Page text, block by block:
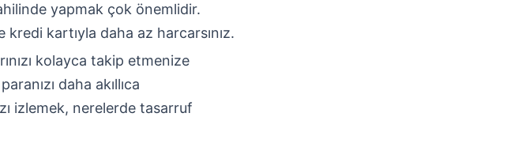
yapmak çok önemlidir.
kartıyla daha az harcarsınız.
kolayca takip etmenize
daha akıllıca
izlemek, nerelerde tasarruf